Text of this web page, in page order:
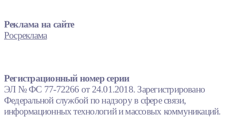
Реклама на сайте
Росреклама
Регистрационный номер серии
ЭЛ № ФС 77-72266 от 24.01.2018. Зарегистрировано
Федеральной службой по надзору в сфере связи,
информационных технологий и массовых коммуникаций.